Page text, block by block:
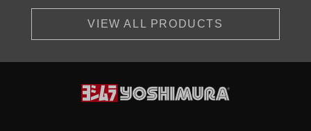
VIEW ALL PRODUCTS